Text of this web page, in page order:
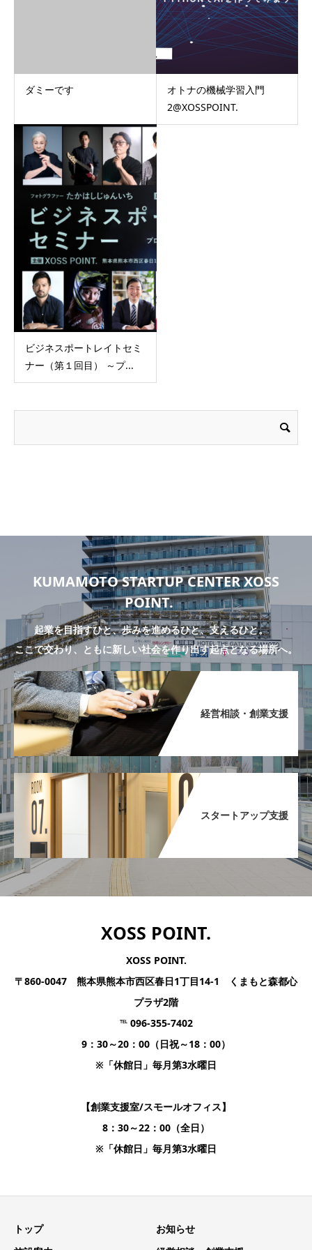
ダミーです
オトナの機械学習入門
2@XOSSPOINT.
ビジネスポートレイトセミ
ナー（第１回目） ～プ...
KUMAMOTO STARTUP CENTER XOSS
POINT.
起業を目指すひと、歩みを進めるひと、支えるひと。
ここで交わり、ともに新しい社会を作り出す起点となる場所へ。
経営相談・創業支援​
スタートアップ支援​
XOSS POINT.
XOSS POINT.
〒860-0047 熊本県熊本市西区春日1丁目14-1 くまもと森都心
プラザ2階
℡ 096-355-7402
9：30～20：00（日祝～18：00）
※「休館日」毎月第3水曜日
【創業支援室/スモールオフィス】
8：30～22：00（全日）
※「休館日」毎月第3水曜日
トップ
お知らせ